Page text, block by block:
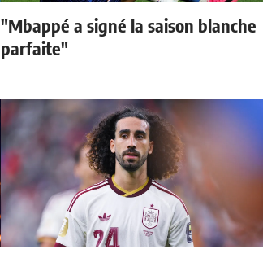
"Mbappé a signé la saison blanche
parfaite"